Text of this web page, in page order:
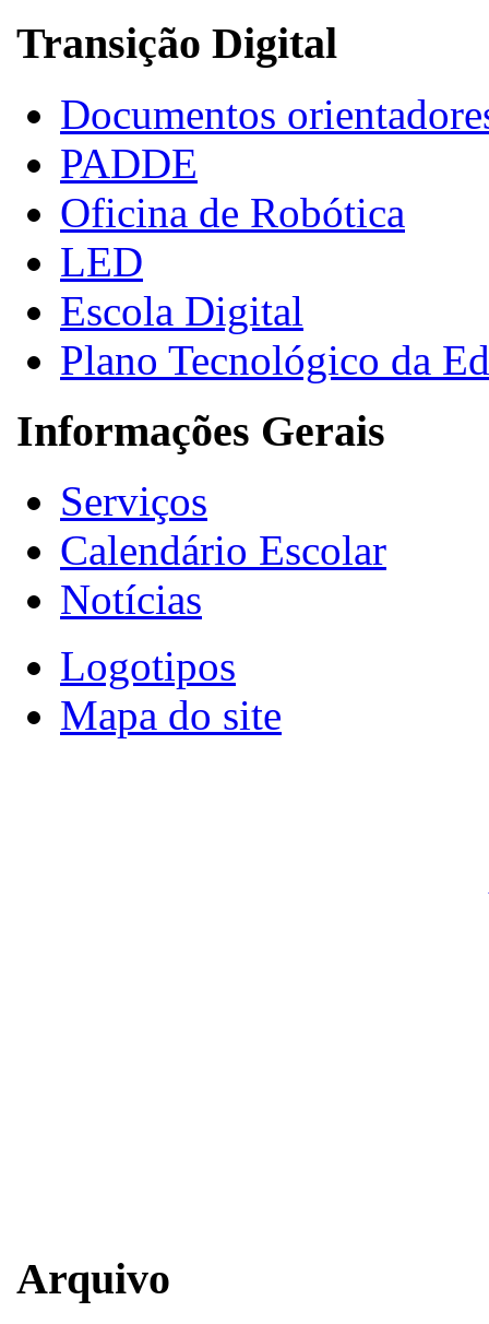
Transição Digital
Documentos
PADDE
Oficina de Robótica
LED
Escola Digital
Plano Tecnológico da
Informações Gerais
Serviços
Calendário Escolar
Notícias
Logotipos
Mapa do site
Arquivo